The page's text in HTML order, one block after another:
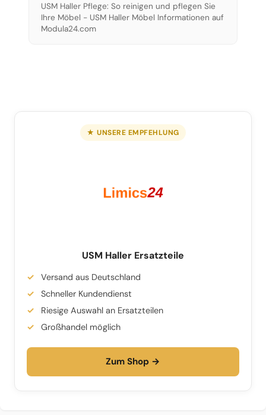
USM Haller Pflege: So reinigen und pflegen Sie
Ihre Möbel - USM Haller Möbel Informationen auf
Modula24.com
★ UNSERE EMPFEHLUNG
USM Haller Ersatzteile
Versand aus Deutschland
Schneller Kundendienst
Riesige Auswahl an Ersatzteilen
Großhandel möglich
Zum Shop →